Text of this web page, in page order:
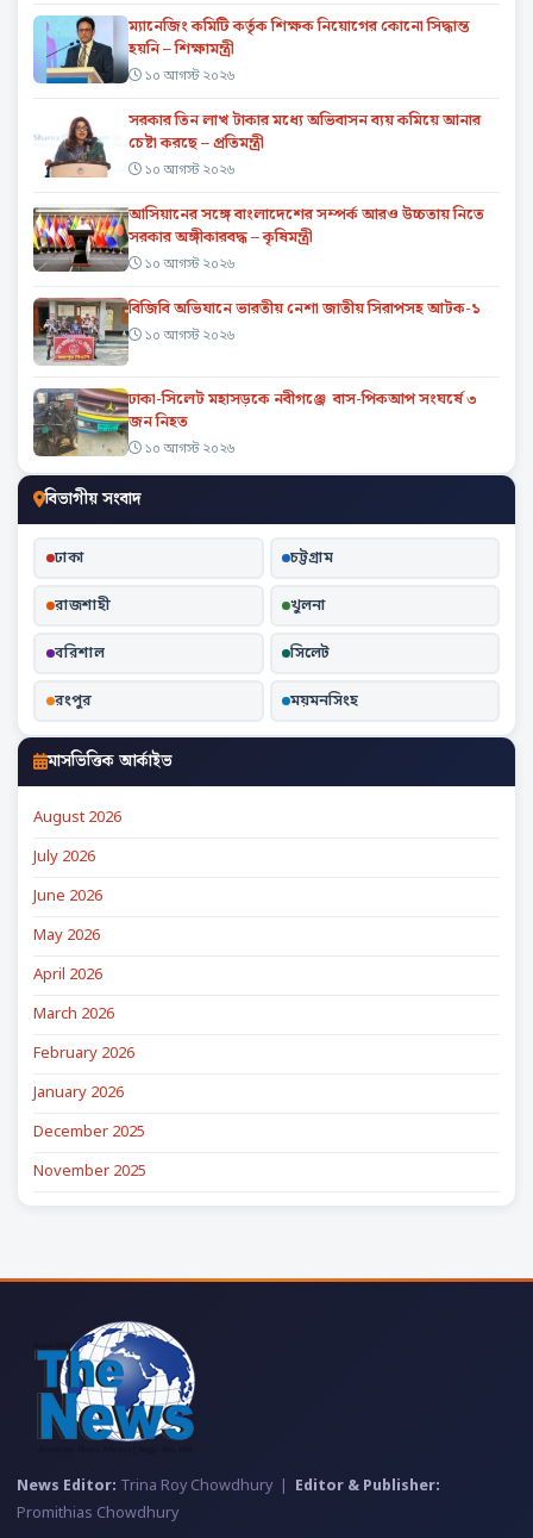
ম্যানেজিং কমিটি কর্তৃক শিক্ষক নিয়োগের কোনো সিদ্ধান্ত
হয়নি – শিক্ষামন্ত্রী
১০ আগস্ট ২০২৬
সরকার তিন লাখ টাকার মধ্যে অভিবাসন ব্যয় কমিয়ে আনার
চেষ্টা করছে – প্রতিমন্ত্রী
১০ আগস্ট ২০২৬
আসিয়ানের সঙ্গে বাংলাদেশের সম্পর্ক আরও উচ্চতায় নিতে
সরকার অঙ্গীকারবদ্ধ – কৃষিমন্ত্রী
১০ আগস্ট ২০২৬
বিজিবি অভিযানে ভারতীয় নেশা জাতীয় সিরাপসহ আটক-১
১০ আগস্ট ২০২৬
ঢাকা-সিলেট মহাসড়কে নবীগঞ্জে বাস-পিকআপ সংঘর্ষে ৩
জন নিহত
১০ আগস্ট ২০২৬
বিভাগীয় সংবাদ
ঢাকা চট্টগ্রাম
রাজশাহী খুলনা
বরিশাল সিলেট
রংপুর ময়মনসিংহ
মাসভিত্তিক আর্কাইভ
August 2026
July 2026
June 2026
May 2026
April 2026
March 2026
February 2026
January 2026
December 2025
November 2025
News Editor: Trina Roy Chowdhury | Editor & Publisher:
Promithias Chowdhury